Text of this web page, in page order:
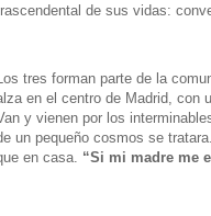
de sus vidas:
tres forman parte de la
en el centro de Madrid, con
y vienen por los
un pequeño cosmos se
en casa. “Si mi madre me